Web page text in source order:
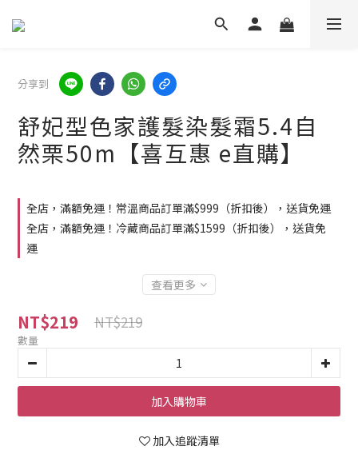
分享到
舒妃型色家護髮染髮霜5.4自
然栗50m【喜互惠 e直購】
全店，滿額免運！常溫商品訂單滿$999（折扣後），送貨免運
全店，滿額免運！冷藏商品訂單滿$1599（折扣後），送貨免
運
查看更多
NT$219 NT$219
數量
加入購物車
加入追蹤清單